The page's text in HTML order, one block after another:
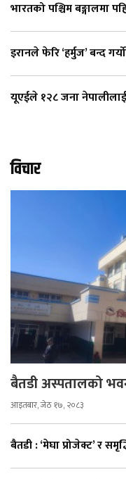
भारतको पश्चिम बङ्गालमा
इरानले फेरि ‘हर्मुज’ बन्द
यूएईले १२८ जना
विचार
बैतडी अस्पतालको
आइतबार, जेठ १७, २०८३
बैतडी : ‘मेघा प्रोजेक्ट’ र